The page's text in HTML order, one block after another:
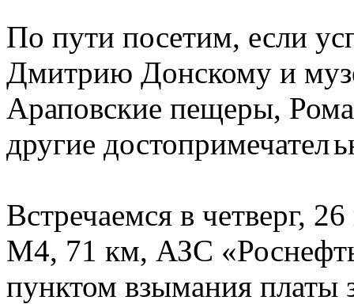
По пути посетим, если
Дмитрию Донскому и
Араповские пещеры,
другие достопримечател
Встречаемся в четверг,
М4, 71 км, АЗС
пунктом взымания платы